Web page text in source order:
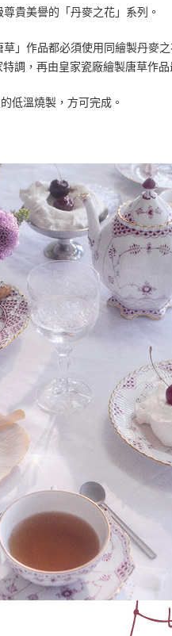
貴美譽的「丹麥之花」系列。
」作品都必須使用同繪製丹麥
調，再由皇家瓷廠繪製唐草作
低溫燒製，方可完成。